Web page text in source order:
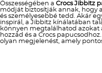
Összességében a Crocs Jibbitz
módját biztosítják annak, hogy
és személyesebbé tedd. Akár
inspirál, a Jibbitz kínálatában
könnyen megtalálhatod azokat
hozzád és a Crocs
olyan megjelenést, amely